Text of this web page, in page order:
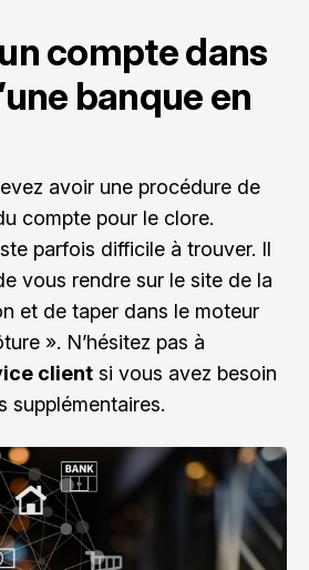
compte dans
banque en
avoir une procédure de
compte pour le clore.
parfois difficile à trouver. Il
vous rendre sur le site de la
et de taper dans le moteur
». N’hésitez pas à
client si vous avez besoin
supplémentaires.